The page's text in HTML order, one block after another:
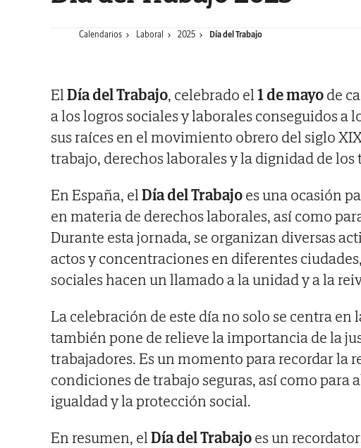
Calendarios Laboral 2025 Día del Trabajo
ElDía del Trabajo, celebrado el1 de mayode
a los logros sociales y laborales conseguidos
sus raíces en el movimiento obrero del siglo
trabajo, derechos laborales y la dignidad de los
En España, elDía del Trabajoes una ocasión
en materia de derechos laborales, así como
Durante esta jornada, se organizan diversas
actos y concentraciones en diferentes
sociales hacen un llamado a la unidad y a la
La celebración de este día no solo se centra
también pone de relieve la importancia de la
trabajadores. Es un momento para recordar la
condiciones de trabajo seguras, así como
igualdad y la protección social.
En resumen, elDía del Trabajoes un